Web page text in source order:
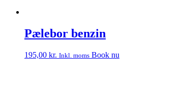
Pælebor benzin
195,00 kr. Inkl. moms Book nu